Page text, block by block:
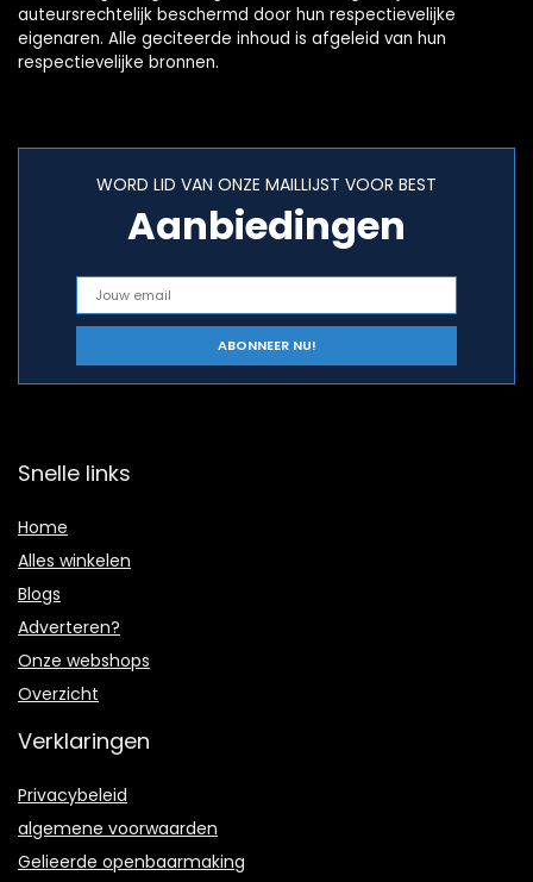
auteursrechtelijk beschermd door hun respectievelijke
eigenaren. Alle geciteerde inhoud is afgeleid van hun
respectievelijke bronnen.
WORD LID VAN ONZE MAILLIJST VOOR BEST
Aanbiedingen
Snelle links
Home
Alles winkelen
Blogs
Adverteren?
Onze webshops
Overzicht
Verklaringen
Privacybeleid
algemene voorwaarden
Gelieerde openbaarmaking